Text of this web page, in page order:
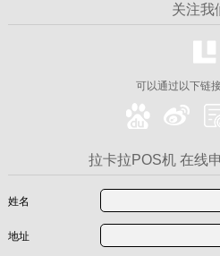
关注我
可以通过以下链
拉卡拉POS机 在线
姓名
地址